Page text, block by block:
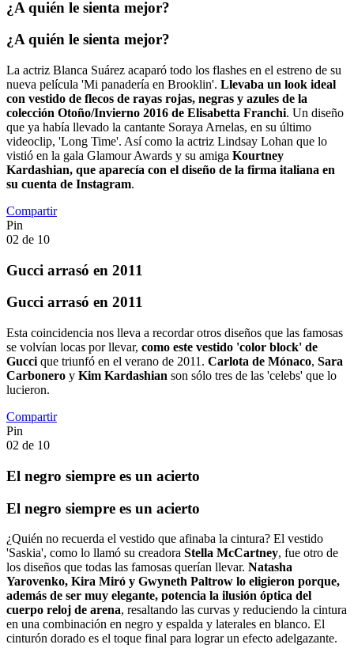
¿A quién le sienta mejor?
¿A quién le sienta mejor?
La actriz Blanca Suárez acaparó todo los flashes en el estreno de su
nueva película 'Mi panadería en Brooklin'. Llevaba un look ideal
con vestido de flecos de rayas rojas, negras y azules de la
colección Otoño/Invierno 2016 de Elisabetta Franchi. Un diseño
que ya había llevado la cantante Soraya Arnelas, en su último
videoclip, 'Long Time'. Así como la actriz Lindsay Lohan que lo
vistió en la gala Glamour Awards y su amiga Kourtney
Kardashian, que aparecía con el diseño de la firma italiana en
su cuenta de Instagram.
Compartir
Pin
02 de 10
Gucci arrasó en 2011
Gucci arrasó en 2011
Esta coincidencia nos lleva a recordar otros diseños que las famosas
se volvían locas por llevar, como este vestido 'color block' de
Gucci que triunfó en el verano de 2011. Carlota de Mónaco, Sara
Carbonero y Kim Kardashian son sólo tres de las 'celebs' que lo
lucieron.
Compartir
Pin
02 de 10
El negro siempre es un acierto
El negro siempre es un acierto
¿Quién no recuerda el vestido que afinaba la cintura? El vestido
'Saskia', como lo llamó su creadora Stella McCartney, fue otro de
los diseños que todas las famosas querían llevar. Natasha
Yarovenko, Kira Miró y Gwyneth Paltrow lo eligieron porque,
además de ser muy elegante, potencia la ilusión óptica del
cuerpo reloj de arena, resaltando las curvas y reduciendo la cintura
en una combinación en negro y espalda y laterales en blanco. El
cinturón dorado es el toque final para lograr un efecto adelgazante.